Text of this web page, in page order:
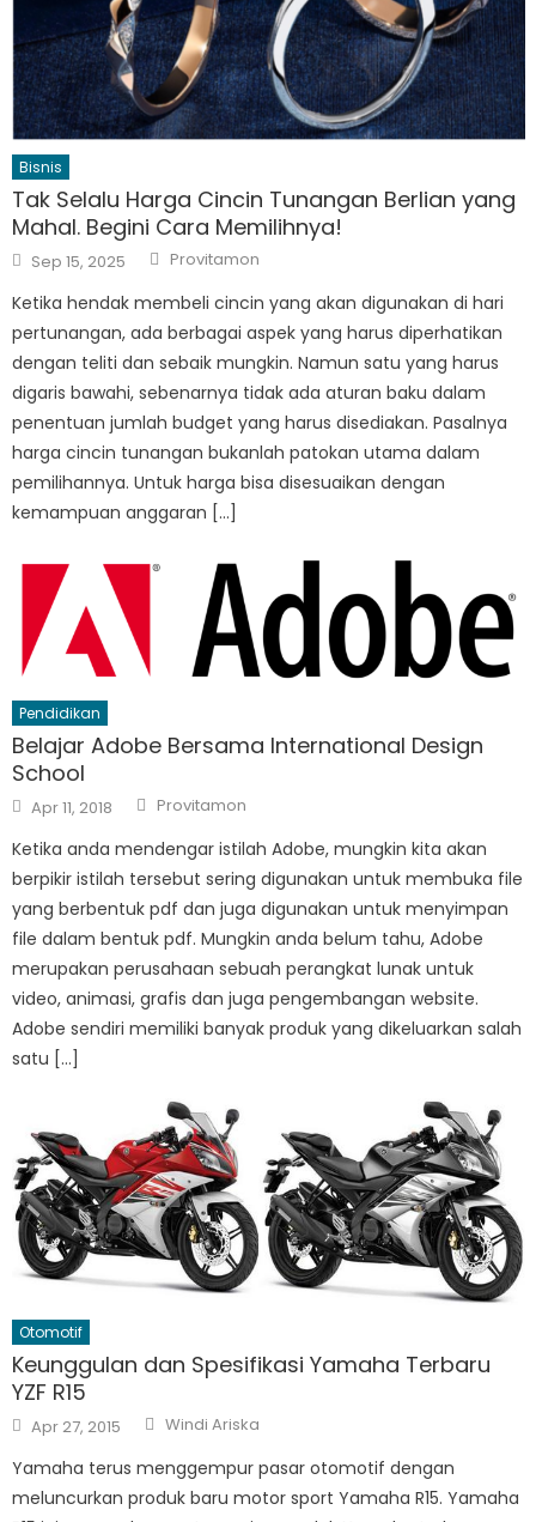
Bisnis
Tak Selalu Harga Cincin Tunangan Berlian yang
Mahal. Begini Cara Memilihnya!
Posted
on
Sep 15, 2025 Author
Provitamon
Ketika hendak membeli cincin yang akan digunakan di hari
pertunangan, ada berbagai aspek yang harus diperhatikan
dengan teliti dan sebaik mungkin. Namun satu yang harus
digaris bawahi, sebenarnya tidak ada aturan baku dalam
penentuan jumlah budget yang harus disediakan. Pasalnya
harga cincin tunangan bukanlah patokan utama dalam
pemilihannya. Untuk harga bisa disesuaikan dengan
kemampuan anggaran […]
Pendidikan
Belajar Adobe Bersama International Design
School
Posted
on
Apr 11, 2018 Author
Provitamon
Ketika anda mendengar istilah Adobe, mungkin kita akan
berpikir istilah tersebut sering digunakan untuk membuka file
yang berbentuk pdf dan juga digunakan untuk menyimpan
file dalam bentuk pdf. Mungkin anda belum tahu, Adobe
merupakan perusahaan sebuah perangkat lunak untuk
video, animasi, grafis dan juga pengembangan website.
Adobe sendiri memiliki banyak produk yang dikeluarkan salah
satu […]
Otomotif
Keunggulan dan Spesifikasi Yamaha Terbaru
YZF R15
Posted
on
Apr 27, 2015 Author
Windi Ariska
Yamaha terus menggempur pasar otomotif dengan
meluncurkan produk baru motor sport Yamaha R15. Yamaha